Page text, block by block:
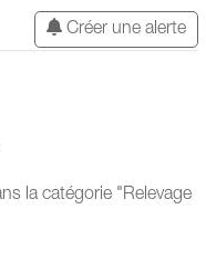
Créer une alerte
la catégorie "Relevage